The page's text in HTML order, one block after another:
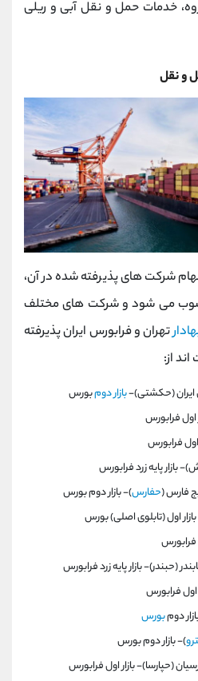
خدمات حمل و نقل آبی و ریلی
و نقل
شرکت های پذیرفته شده در آن،
می شود و شرکت های مختلف
تهران و فرابورس ایران پذیرفته
از:
ايران (حكشتی)-بازار دومبورس
اول فرابورس
فرابورس
بازار پايه زرد فرابورس
فارس (حفارس)- بازار دوم بورس
بازار اول (تابلوی اصلی) بورس
فرابورس
(حبندر)- بازار پايه زرد فرابورس
اول فرابورس
دومبورس
)- بازار دوم بورس
(حپارسا)- بازار اول فرابورس